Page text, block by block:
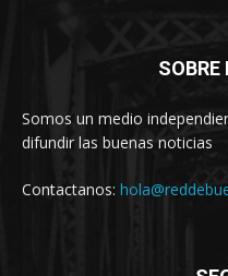
SOBRE
Somos un medio
difundir las buenas noticias
Contactanos: